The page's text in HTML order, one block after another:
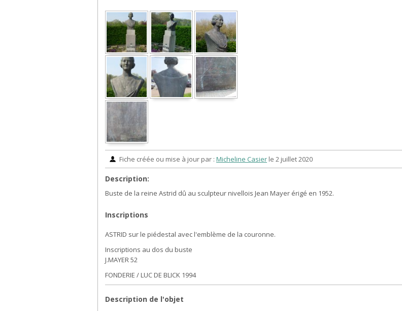
Fiche créée ou mise à jour par : Micheline Casier le 2 juillet 2020
Description:
Buste de la reine Astrid dû au sculpteur nivellois Jean Mayer érigé en 1952.
Inscriptions
ASTRID sur le piédestal avec l'emblème de la couronne.
Inscriptions au dos du buste
J.MAYER 52
FONDERIE / LUC DE BLICK 1994
Description de l'objet